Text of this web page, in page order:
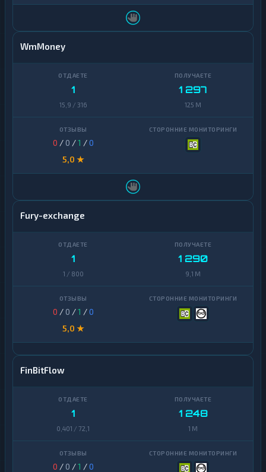
WmMoney
1
15,9 / 316
1 297
125 M
0 / 0 /1 /0
5,0 ★
Fury-exchange
1
1 / 800
1 290
9,1 M
0 / 0 /1 /0
5,0 ★
FinBitFlow
1
0,401 / 72,1
1 248
1 M
0 / 0 /1 /0